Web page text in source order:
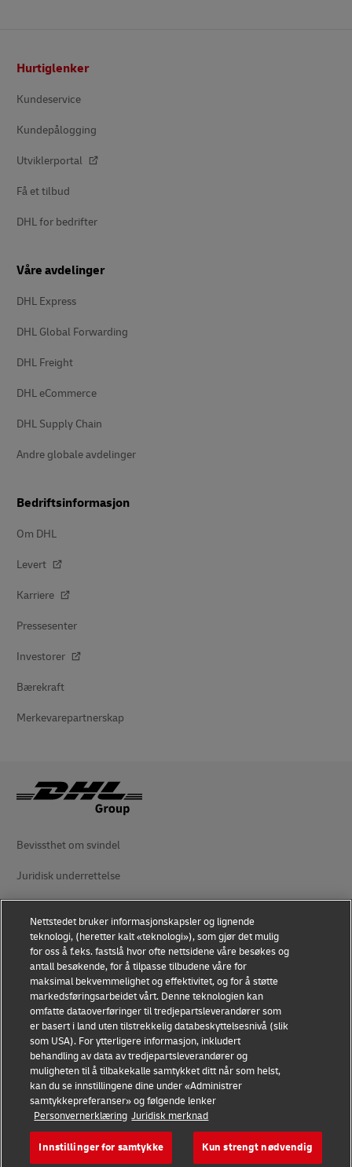
Hurtiglenker
Kundeservice
Kundepålogging
Utviklerportal
Få et tilbud
DHL for bedrifter
Våre avdelinger
DHL Express
DHL Global Forwarding
DHL Freight
DHL eCommerce
DHL Supply Chain
Andre globale avdelinger
Bedriftsinformasjon
Om DHL
Levert
Karriere
Pressesenter
Investorer
Bærekraft
Merkevarepartnerskap
Bevissthet om svindel
Juridisk underrettelse
Personvern
Tilgjengelighet
Tilleggsinformasjon
Innstillinger for informasjonskapsler
Følg oss
2026 © - all rights reserved
Nettstedet bruker informasjonskapsler og lignende
teknologi, (heretter kalt «teknologi»), som gjør det mulig
for oss å f.eks. fastslå hvor ofte nettsidene våre besøkes og
antall besøkende, for å tilpasse tilbudene våre for
maksimal bekvemmelighet og effektivitet, og for å støtte
markedsføringsarbeidet vårt. Denne teknologien kan
omfatte dataoverføringer til tredjepartsleverandører som
er basert i land uten tilstrekkelig databeskyttelsesnivå (slik
som USA). For ytterligere informasjon, inkludert
behandling av data av tredjepartsleverandører og
muligheten til å tilbakekalle samtykket ditt når som helst,
kan du se innstillingene dine under «Administrer
samtykkepreferanser» og følgende lenker
Personvernerklæring Juridisk merknad
Innstillinger for samtykke Kun strengt nødvendig